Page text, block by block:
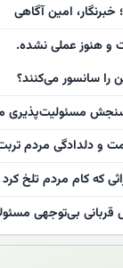
امین آگاهی
هنوز عملی نشده.
را سانسور می‌کنند؟
مسئولیت‌پذیری
و دلدادگی مردم
که کام مردم تلخ کرد
قربانی بی‌توجهی
رهبر شهید